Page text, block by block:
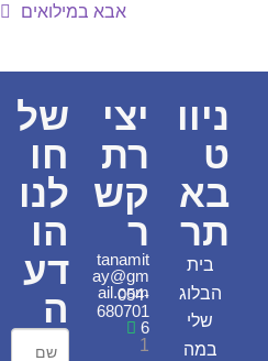
אבא במילואים
ניוו
ט
בא
תר
בית
הבלוג
שלי
במה
יצי
רת
קש
ר
tanamit
ay@gm
ail.com
054-
680701
6
1
של
חו
לנו
הו
דע
ה